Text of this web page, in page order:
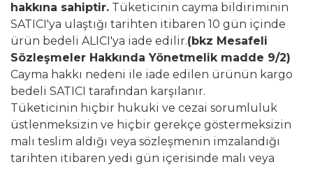
hakkına sahiptir. Tüketicinin cayma bildiriminin
SATICI'ya ulaştığı tarihten itibaren 10 gün içinde
ürün bedeli ALICI'ya iade edilir.(bkz Mesafeli
Sözleşmeler Hakkında Yönetmelik madde 9/2)
Cayma hakkı nedeni ile iade edilen ürünün kargo
bedeli SATICI tarafından karşılanır.
Tüketicinin hiçbir hukuki ve cezai sorumluluk
üstlenmeksizin ve hiçbir gerekçe göstermeksizin
malı teslim aldığı veya sözleşmenin imzalandığı
tarihten itibaren yedi gün içerisinde malı veya